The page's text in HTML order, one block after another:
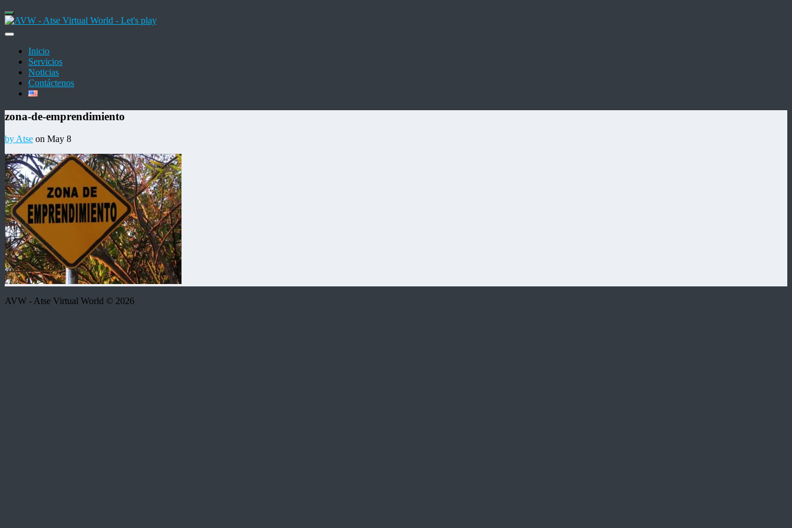
Inicio
Servicios
Noticias
Contáctenos
zona-de-emprendimiento
by Atse on May 8
AVW - Atse Virtual World © 2026